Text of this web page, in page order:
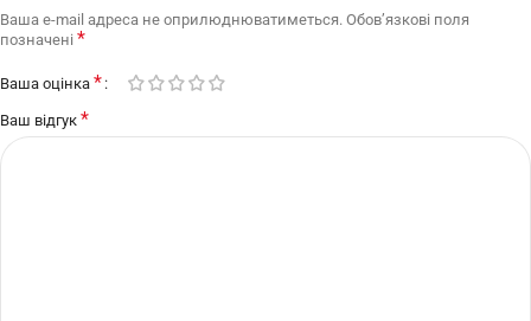
Ваша e-mail адреса не оприлюднюватиметься. Обов’язкові поля
позначені *
Ваша оцінка *
Ваш відгук *